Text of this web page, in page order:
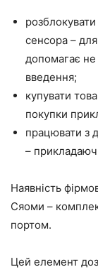
сенсора –
допомагає не
введення;
купувати
покупки
працювати з
–
Наявність
Сяоми –
портом.
Цей елемент